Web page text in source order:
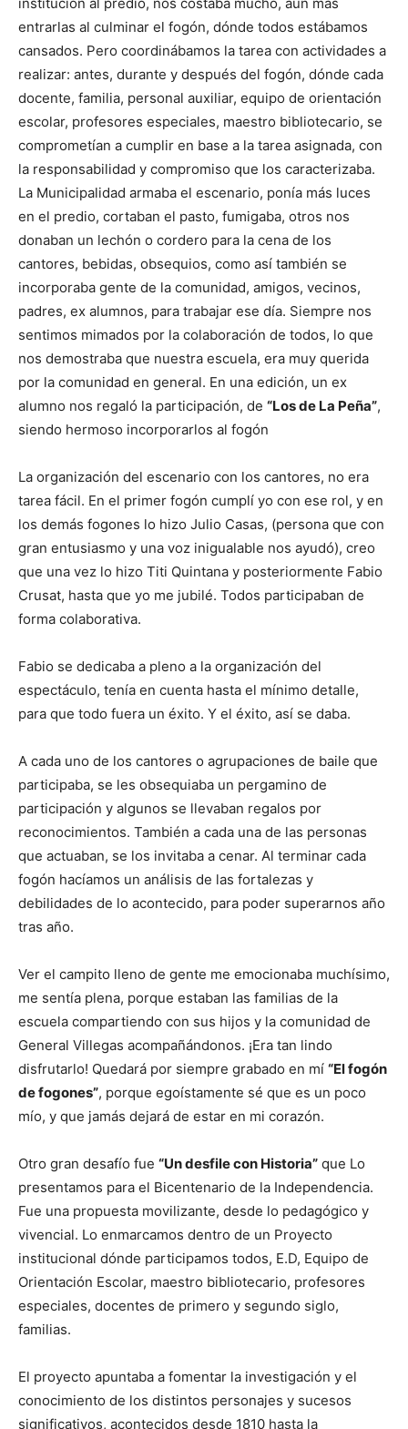
institución al predio, nos costaba mucho, aún más
entrarlas al culminar el fogón, dónde todos estábamos
cansados. Pero coordinábamos la tarea con actividades a
realizar: antes, durante y después del fogón, dónde cada
docente, familia, personal auxiliar, equipo de orientación
escolar, profesores especiales, maestro bibliotecario, se
comprometían a cumplir en base a la tarea asignada, con
la responsabilidad y compromiso que los caracterizaba.
La Municipalidad armaba el escenario, ponía más luces
en el predio, cortaban el pasto, fumigaba, otros nos
donaban un lechón o cordero para la cena de los
cantores, bebidas, obsequios, como así también se
incorporaba gente de la comunidad, amigos, vecinos,
padres, ex alumnos, para trabajar ese día. Siempre nos
sentimos mimados por la colaboración de todos, lo que
nos demostraba que nuestra escuela, era muy querida
por la comunidad en general. En una edición, un ex
alumno nos regaló la participación, de “Los de La Peña”,
siendo hermoso incorporarlos al fogón
La organización del escenario con los cantores, no era
tarea fácil. En el primer fogón cumplí yo con ese rol, y en
los demás fogones lo hizo Julio Casas, (persona que con
gran entusiasmo y una voz inigualable nos ayudó), creo
que una vez lo hizo Titi Quintana y posteriormente Fabio
Crusat, hasta que yo me jubilé. Todos participaban de
forma colaborativa.
Fabio se dedicaba a pleno a la organización del
espectáculo, tenía en cuenta hasta el mínimo detalle,
para que todo fuera un éxito. Y el éxito, así se daba.
A cada uno de los cantores o agrupaciones de baile que
participaba, se les obsequiaba un pergamino de
participación y algunos se llevaban regalos por
reconocimientos. También a cada una de las personas
que actuaban, se los invitaba a cenar. Al terminar cada
fogón hacíamos un análisis de las fortalezas y
debilidades de lo acontecido, para poder superarnos año
tras año.
Ver el campito lleno de gente me emocionaba muchísimo,
me sentía plena, porque estaban las familias de la
escuela compartiendo con sus hijos y la comunidad de
General Villegas acompañándonos. ¡Era tan lindo
disfrutarlo! Quedará por siempre grabado en mí “El fogón
de fogones”, porque egoístamente sé que es un poco
mío, y que jamás dejará de estar en mi corazón.
Otro gran desafío fue “Un desfile con Historia” que Lo
presentamos para el Bicentenario de la Independencia.
Fue una propuesta movilizante, desde lo pedagógico y
vivencial. Lo enmarcamos dentro de un Proyecto
institucional dónde participamos todos, E.D, Equipo de
Orientación Escolar, maestro bibliotecario, profesores
especiales, docentes de primero y segundo siglo,
familias.
El proyecto apuntaba a fomentar la investigación y el
conocimiento de los distintos personajes y sucesos
significativos, acontecidos desde 1810 hasta la